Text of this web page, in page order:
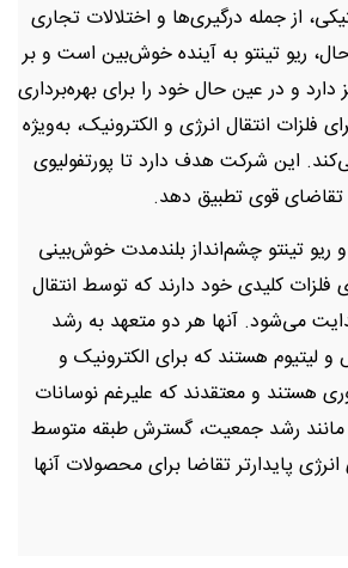
از جمله درگیری‌ها و اختلالات تجاری
ریو تینتو به آینده خوش‌بین است و بر
و در عین حال خود را برای بهره‌برداری
فلزات انتقال انرژی و الکترونیک، به‌ویژه
این شرکت هدف دارد تا پورتفولیوی
تقاضای قوی تطبیق دهد.
تینتو چشم‌انداز بلندمدت خوش‌بینی
فلزات کلیدی خود دارند که توسط انتقال
می‌شود. آنها هر دو متعهد به رشد
لیتیوم هستند که برای الکترونیک و
هستند و معتقدند که علیرغم نوسانات
مانند رشد جمعیت، گسترش طبقه متوسط
پایدارتر تقاضا برای محصولات آنها